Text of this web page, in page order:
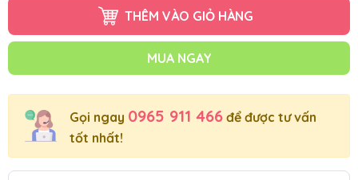
THÊM VÀO GIỎ HÀNG
MUA NGAY
Gọi ngay 0965 911 466 để được tư vấn
tốt nhất!